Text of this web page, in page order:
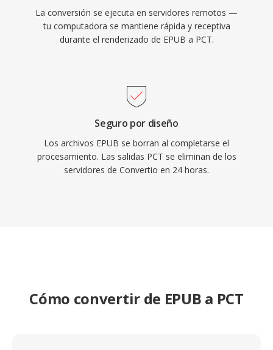
La conversión se ejecuta en servidores remotos —
tu computadora se mantiene rápida y receptiva
durante el renderizado de EPUB a PCT.
Seguro por diseño
Los archivos EPUB se borran al completarse el
procesamiento. Las salidas PCT se eliminan de los
servidores de Convertio en 24 horas.
Cómo convertir de EPUB a PCT